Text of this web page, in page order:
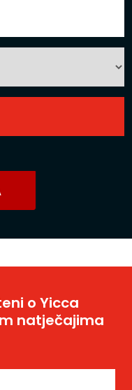
o Yicca
natječajima